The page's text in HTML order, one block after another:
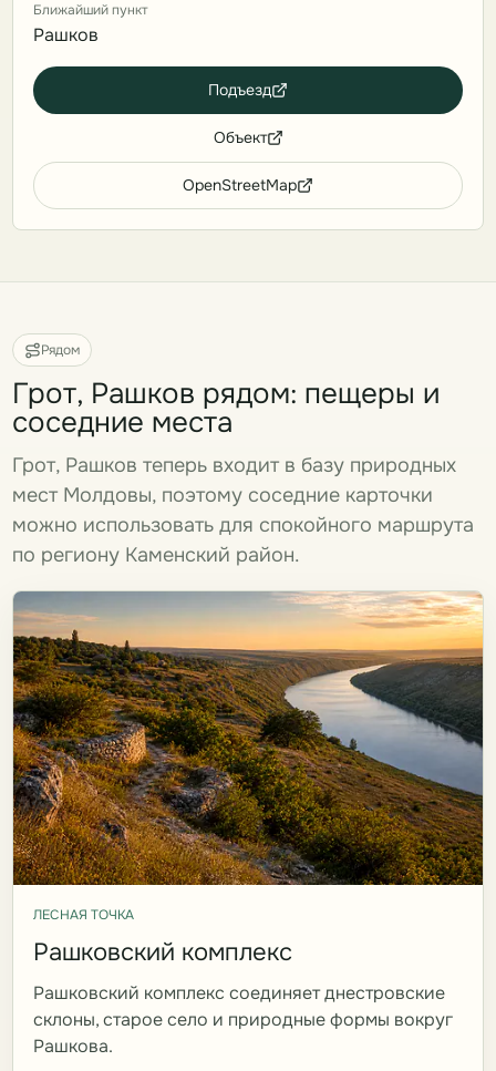
Ближайший пункт
Рашков
Подъезд
Объект
OpenStreetMap
Рядом
Грот, Рашков рядом: пещеры и
соседние места
Грот, Рашков теперь входит в базу природных
мест Молдовы, поэтому соседние карточки
можно использовать для спокойного маршрута
по региону Каменский район.
ЛЕСНАЯ ТОЧКА
Рашковский комплекс
Рашковский комплекс соединяет днестровские
склоны, старое село и природные формы вокруг
Рашкова.